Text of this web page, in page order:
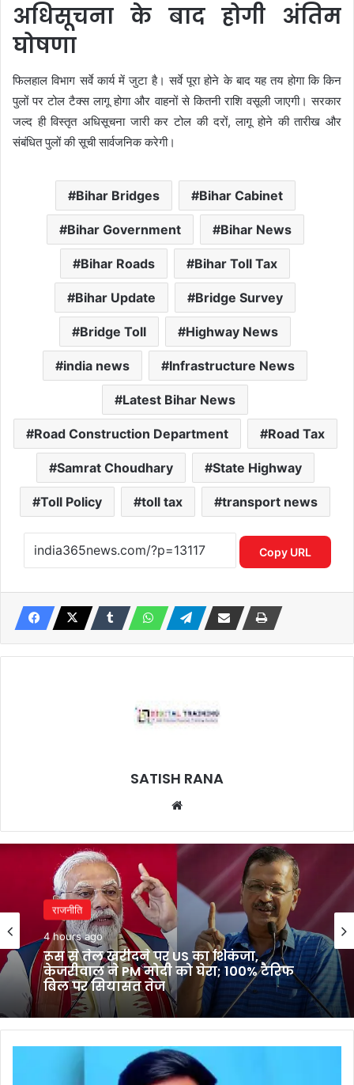
अधिसूचना के बाद होगी अंतिम
घोषणा
फिलहाल विभाग सर्वे कार्य में जुटा है। सर्वे पूरा होने के बाद यह तय होगा कि किन
पुलों पर टोल टैक्स लागू होगा और वाहनों से कितनी राशि वसूली जाएगी। सरकार
जल्द ही विस्तृत अधिसूचना जारी कर टोल की दरों, लागू होने की तारीख और
संबंधित पुलों की सूची सार्वजनिक करेगी।
Bihar Bridges Bihar Cabinet
Bihar Government Bihar News
Bihar Roads Bihar Toll Tax
Bihar Update Bridge Survey
Bridge Toll Highway News
india news Infrastructure News
Latest Bihar News
Road Construction Department Road Tax
Samrat Choudhary State Highway
Toll Policy toll tax transport news
Copy URL
SATISH RANA
राजनीति
4 hours ago
रूस से तेल खरीदने पर US का शिकंजा,
केजरीवाल ने PM मोदी को घेरा; 100% टैरिफ
बिल पर सियासत तेज